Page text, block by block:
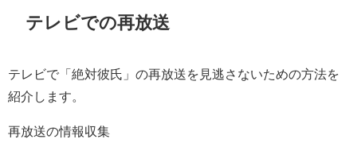
テレビでの再放送
テレビで「絶対彼氏」の再放送を見逃さないための方法を
紹介します。
再放送の情報収集